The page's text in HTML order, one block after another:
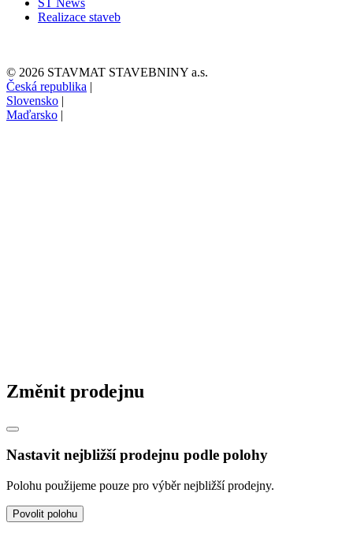
Realizace staveb
© 2026 STAVMAT STAVEBNINY a.s.
Česká republika |
Slovensko |
Maďarsko |
Změnit prodejnu
Nastavit nejbližší prodejnu podle polohy
Polohu použijeme pouze pro výběr nejbližší prodejny.
Povolit polohu